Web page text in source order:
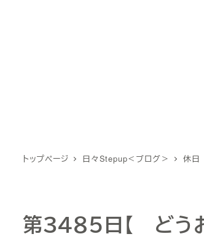
トップページ 日々Stepup＜ブログ＞ 休日
第３４８５日【 ど